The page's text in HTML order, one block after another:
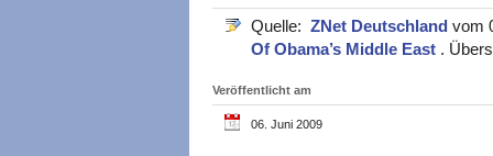
Quelle: ZNet Deutschland vom
Of Obama’s Middle East .
Veröffentlicht am
06. Juni 2009